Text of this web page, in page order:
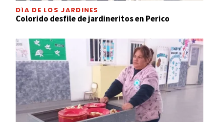
DÍA DE LOS JARDINES
Colorido desfile de jardineritos en Perico